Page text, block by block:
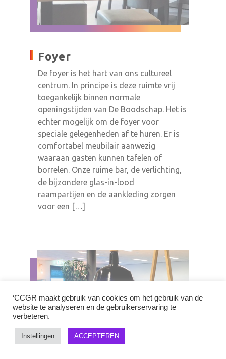
Foyer
De foyer is het hart van ons cultureel
centrum. In principe is deze ruimte vrij
toegankelijk binnen normale
openingstijden van De Boodschap. Het is
echter mogelijk om de foyer voor
speciale gelegenheden af te huren. Er is
comfortabel meubilair aanwezig
waaraan gasten kunnen tafelen of
borrelen. Onze ruime bar, de verlichting,
de bijzondere glas-in-lood
raampartijen en de aankleding zorgen
voor een […]
‘CCGR maakt gebruik van cookies om het gebruik van de
website te analyseren en de gebruikerservaring te
verbeteren.
Instellingen ACCEPTEREN